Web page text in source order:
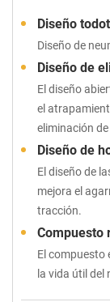
Diseño
Diseño de
Diseño de
El diseño
el
eliminación
Diseño de
El diseño de
mejora el
tracción.
Compuesto
El compuesto
la vida útil del